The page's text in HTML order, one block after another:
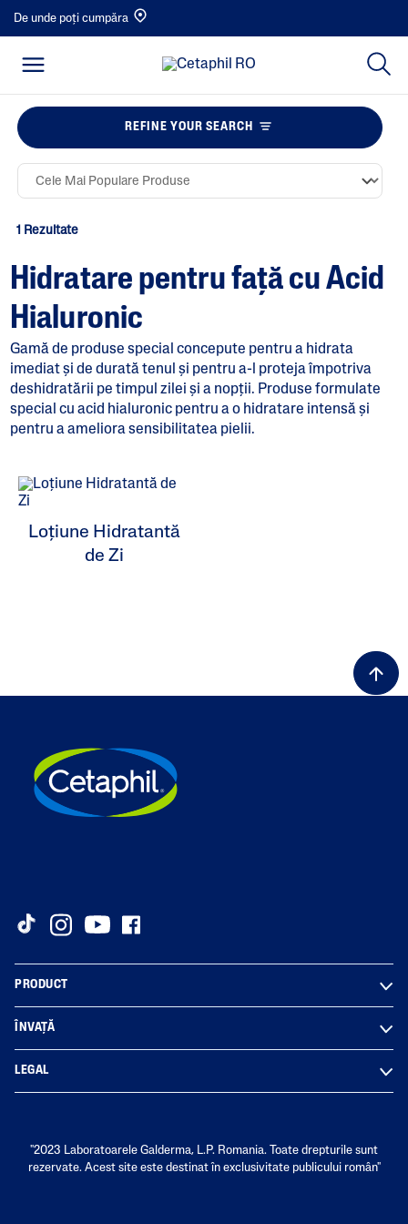
De unde poți cumpăra
REFINE YOUR SEARCH
Îngrijire Specială
1 Rezultate
Hidratare pentru față cu Acid
Hialuronic
Gamă de produse special concepute pentru a hidrata
imediat și de durată tenul și pentru a-l proteja împotriva
deshidratării pe timpul zilei și a nopții. Produse formulate
special cu acid hialuronic pentru a o hidratare intensă și
pentru a ameliora sensibilitatea pielii.
Loțiune Hidratantă
de Zi
PRODUCT
ÎNVAȚĂ
LEGAL
"2023 Laboratoarele Galderma, L.P. Romania. Toate drepturile sunt
rezervate. Acest site este destinat în exclusivitate publicului român"